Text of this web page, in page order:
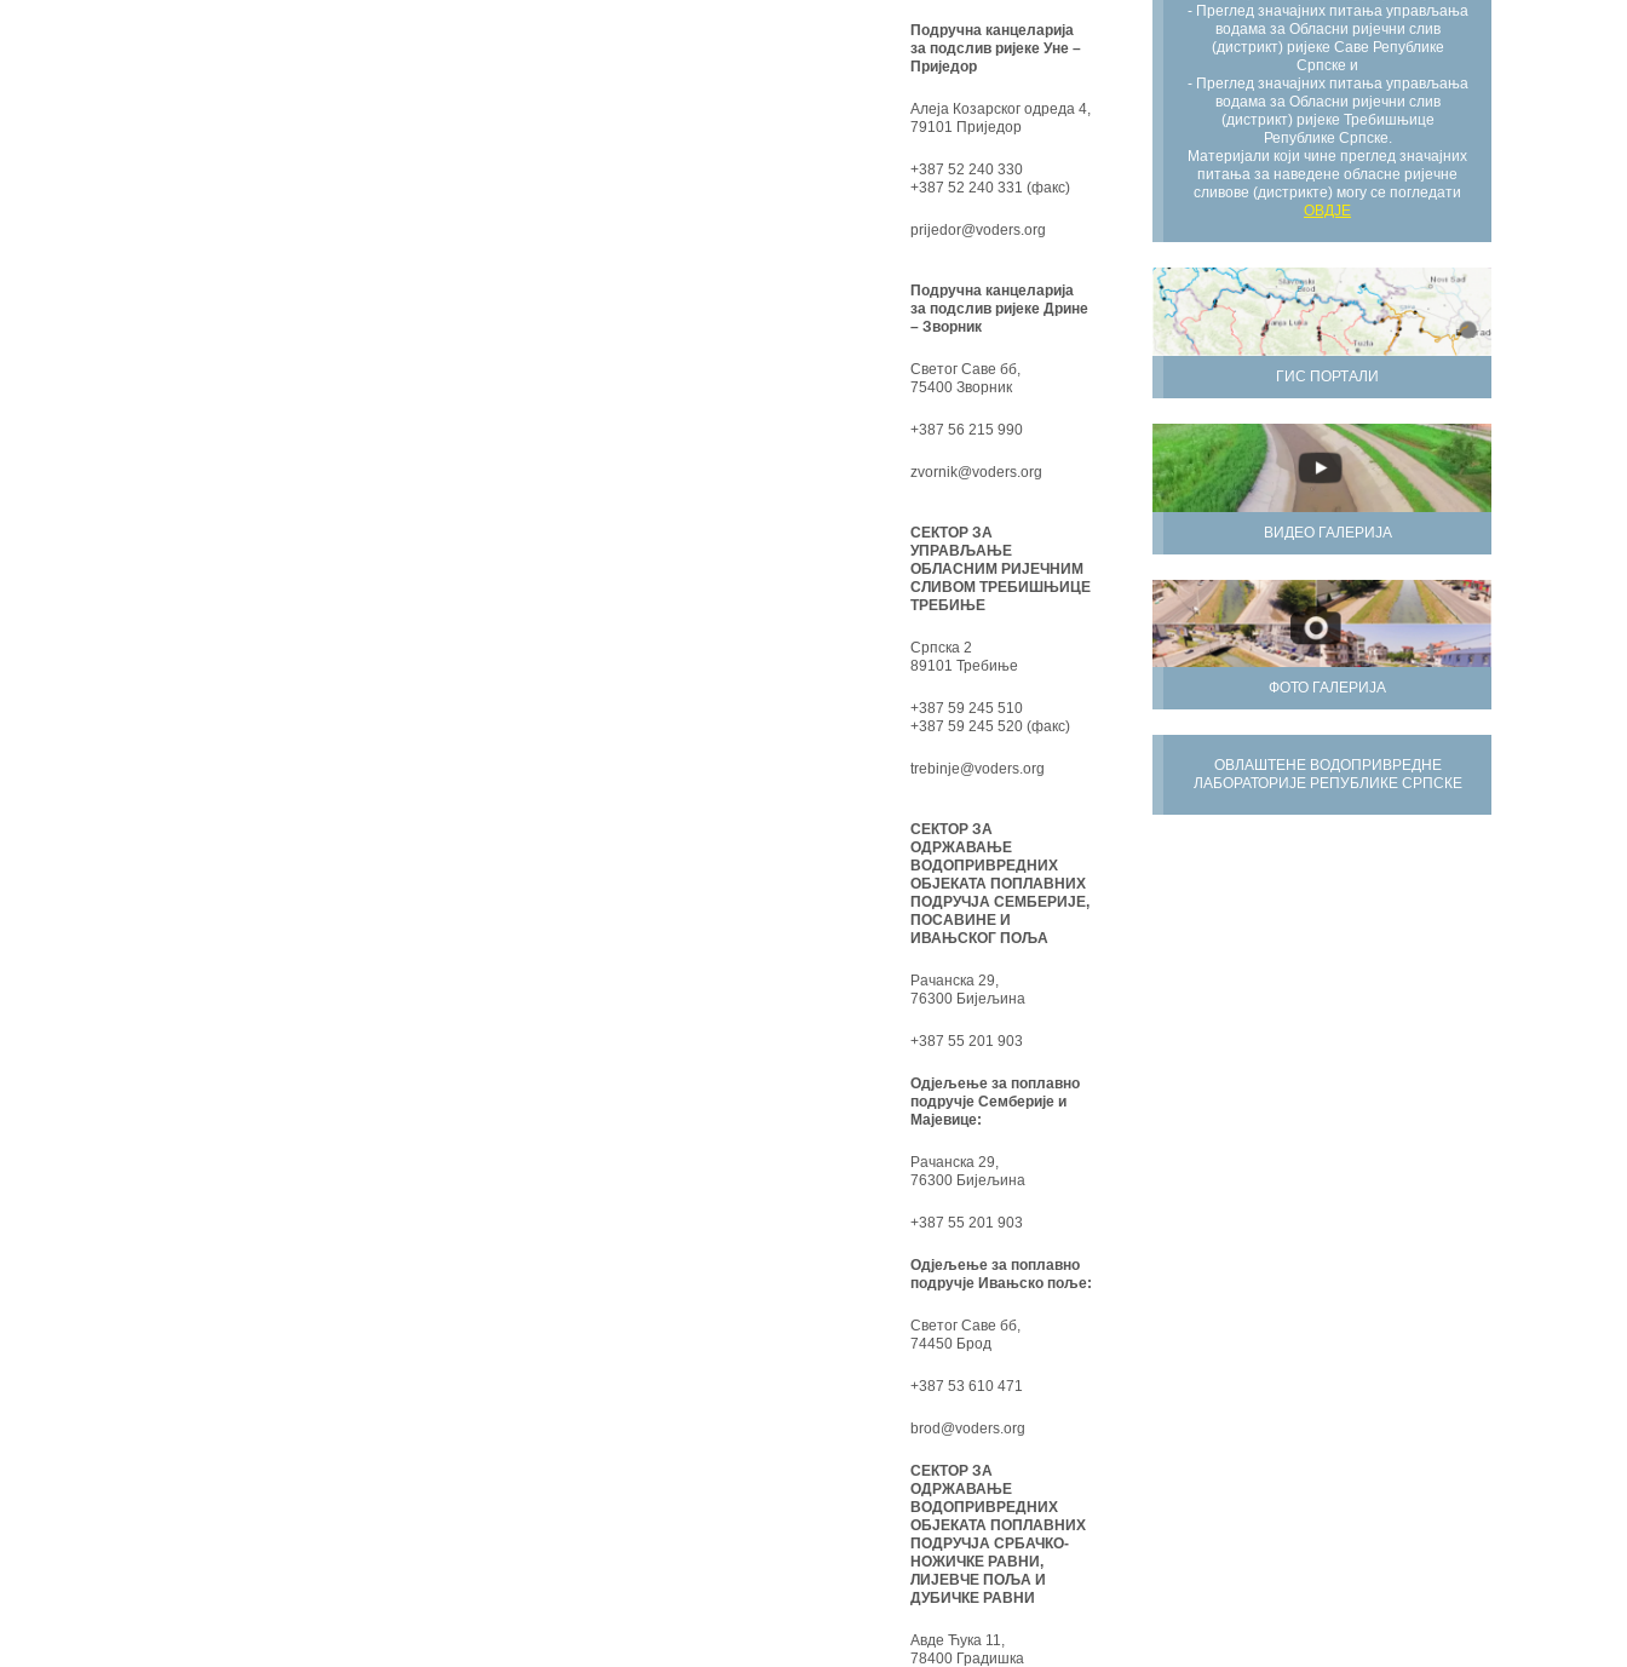
- Преглед значајних питања управљања
водама за Обласни ријечни слив
(дистрикт) ријеке Саве Републике
Српске и
- Преглед значајних питања управљања
водама за Обласни ријечни слив
(дистрикт) ријеке Требишњице
Републике Српске.
Материјали који чине преглед значајних
питања за наведене обласне ријечне
сливове (дистрикте) могу се погледати
ОВДЈЕ
ГИС ПОРТАЛИ
ВИДЕО ГАЛЕРИЈА
ФОТО ГАЛЕРИЈА
ОВЛАШТЕНЕ ВОДОПРИВРЕДНЕ
ЛАБОРАТОРИЈЕ РЕПУБЛИКЕ СРПСКЕ
Подручна канцеларија
за подслив ријеке Уне –
Приједор
Алеја Козарског одреда 4,
79101 Приједор
+387 52 240 330
+387 52 240 331 (факс)
prijedor@voders.org
Подручна канцеларија
за подслив ријеке Дрине
– Зворник
Светог Саве бб,
75400 Зворник
+387 56 215 990
zvornik@voders.org
СЕКТОР ЗА
УПРАВЉАЊЕ
ОБЛАСНИМ РИЈЕЧНИМ
СЛИВОМ ТРЕБИШЊИЦЕ
ТРЕБИЊЕ
Српска 2
89101 Требиње
+387 59 245 510
+387 59 245 520 (факс)
trebinje@voders.org
СЕКТОР ЗА
ОДРЖАВАЊЕ
ВОДОПРИВРЕДНИХ
ОБЈЕКАТА ПОПЛАВНИХ
ПОДРУЧЈА СЕМБЕРИЈЕ,
ПОСАВИНЕ И
ИВАЊСКОГ ПОЉА
Рачанска 29,
76300 Бијељина
+387 55 201 903
Одјељење за поплавно
подручје Семберије и
Мајевице:
Рачанска 29,
76300 Бијељина
+387 55 201 903
Одјељење за поплавно
подручје Ивањско поље:
Светог Саве бб,
74450 Брод
+387 53 610 471
brod@voders.org
СЕКТОР ЗА
ОДРЖАВАЊЕ
ВОДОПРИВРЕДНИХ
ОБЈЕКАТА ПОПЛАВНИХ
ПОДРУЧЈА СРБАЧКО-
НОЖИЧКЕ РАВНИ,
ЛИЈЕВЧЕ ПОЉА И
ДУБИЧКЕ РАВНИ
Авде Ћука 11,
78400 Градишка